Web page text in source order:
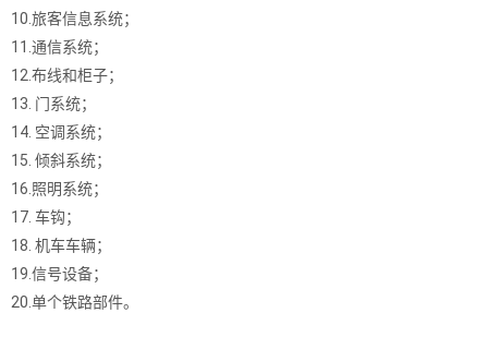
10.旅客信息系统；
11.通信系统；
12.布线和柜子；
13. 门系统；
14. 空调系统；
15. 倾斜系统；
16.照明系统；
17. 车钩；
18. 机车车辆；
19.信号设备；
20.单个铁路部件。